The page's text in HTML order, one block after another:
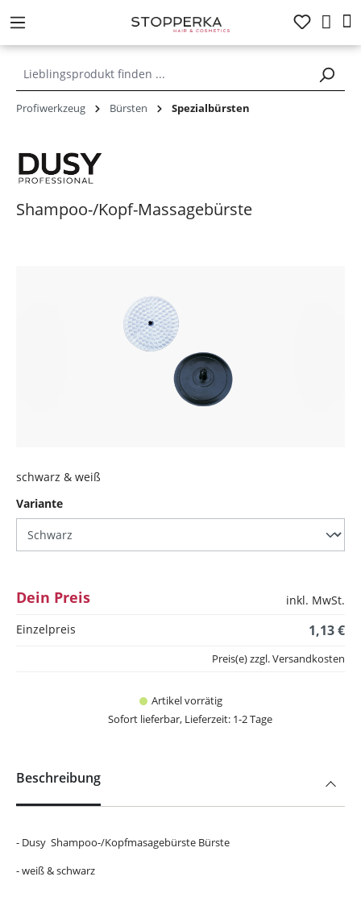
springen
Profiwerkzeug Bürsten Spezialbürsten
Shampoo-/Kopf-Massagebürste
schwarz & weiß
Varianteauswählen
Dein Preis
inkl. MwSt.
Einzelpreis
1,13 €
Artikel vorrätig
Sofort lieferbar, Lieferzeit: 1-2 Tage
Preis(e) zzgl. Versandkosten
Beschreibung
- Dusy Shampoo-/Kopfmasagebürste Bürste
- weiß & schwarz